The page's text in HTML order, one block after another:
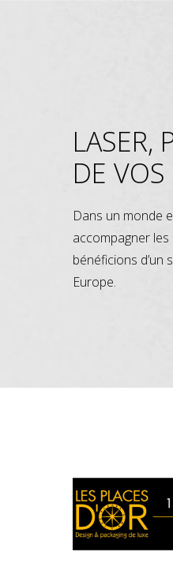
LASER,
DE
Dans un monde
accompagner
bénéficions d’un
Europe.